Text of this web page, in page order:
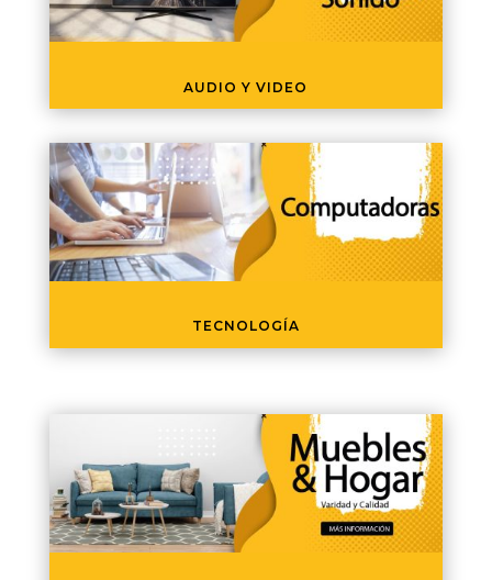
AUDIO Y VIDEO
TECNOLOGÍA